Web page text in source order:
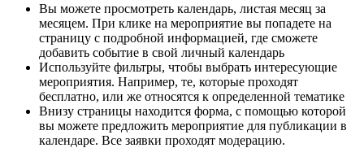
Вы можете просмотреть календарь, листая месяц за
месяцем. При клике на мероприятие вы попадете на
страницу с подробной информацией, где сможете
добавить событие в свой личный календарь
Используйте фильтры, чтобы выбрать интересующие
мероприятия. Например, те, которые проходят
бесплатно, или же относятся к определенной тематике
Внизу страницы находится форма, с помощью которой
вы можете предложить мероприятие для публикации в
календаре. Все заявки проходят модерацию.